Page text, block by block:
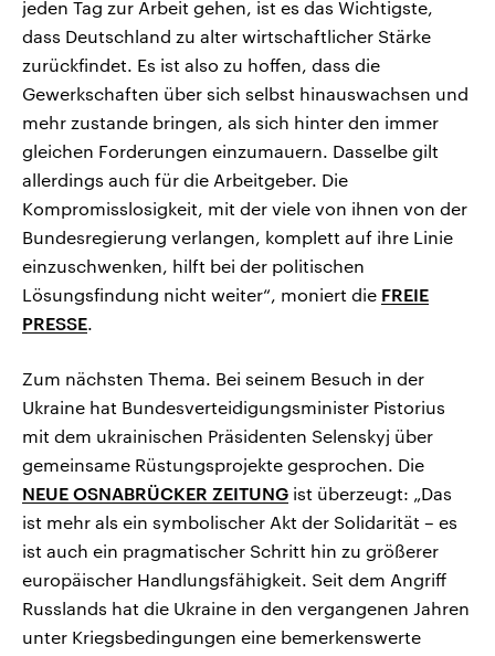
jeden Tag zur Arbeit gehen, ist es das Wichtigste,
dass Deutschland zu alter wirtschaftlicher Stärke
zurückfindet. Es ist also zu hoffen, dass die
Gewerkschaften über sich selbst hinauswachsen und
mehr zustande bringen, als sich hinter den immer
gleichen Forderungen einzumauern. Dasselbe gilt
allerdings auch für die Arbeitgeber. Die
Kompromisslosigkeit, mit der viele von ihnen von der
Bundesregierung verlangen, komplett auf ihre Linie
einzuschwenken, hilft bei der politischen
Lösungsfindung nicht weiter“, moniert die FREIE
PRESSE.
Zum nächsten Thema. Bei seinem Besuch in der
Ukraine hat Bundesverteidigungsminister Pistorius
mit dem ukrainischen Präsidenten Selenskyj über
gemeinsame Rüstungsprojekte gesprochen. Die
NEUE OSNABRÜCKER ZEITUNG ist überzeugt: „Das
ist mehr als ein symbolischer Akt der Solidarität – es
ist auch ein pragmatischer Schritt hin zu größerer
europäischer Handlungsfähigkeit. Seit dem Angriff
Russlands hat die Ukraine in den vergangenen Jahren
unter Kriegsbedingungen eine bemerkenswerte